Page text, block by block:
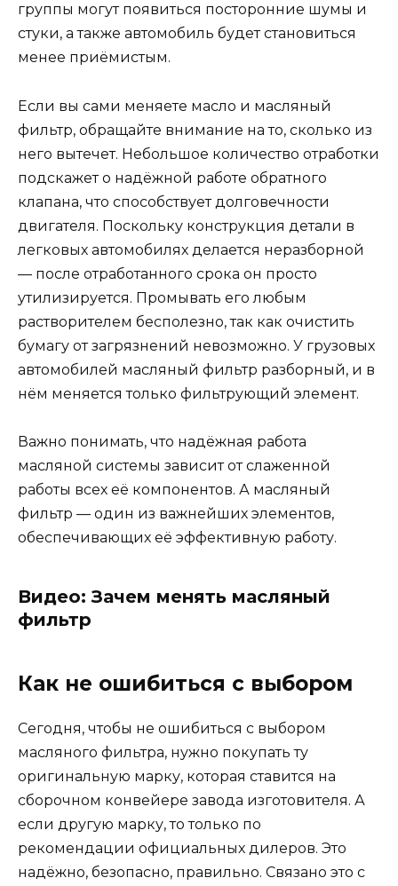
группы могут появиться посторонние шумы и
стуки, а также автомобиль будет становиться
менее приёмистым.
Если вы сами меняете масло и масляный
фильтр, обращайте внимание на то, сколько из
него вытечет. Небольшое количество отработки
подскажет о надёжной работе обратного
клапана, что способствует долговечности
двигателя. Поскольку конструкция детали в
легковых автомобилях делается неразборной
— после отработанного срока он просто
утилизируется. Промывать его любым
растворителем бесполезно, так как очистить
бумагу от загрязнений невозможно. У грузовых
автомобилей масляный фильтр разборный, и в
нём меняется только фильтрующий элемент.
Важно понимать, что надёжная работа
масляной системы зависит от слаженной
работы всех её компонентов. А масляный
фильтр — один из важнейших элементов,
обеспечивающих её эффективную работу.
Видео: Зачем менять масляный
фильтр
Как не ошибиться с выбором
Сегодня, чтобы не ошибиться с выбором
масляного фильтра, нужно покупать ту
оригинальную марку, которая ставится на
сборочном конвейере завода изготовителя. А
если другую марку, то только по
рекомендации официальных дилеров. Это
надёжно, безопасно, правильно. Связано это с